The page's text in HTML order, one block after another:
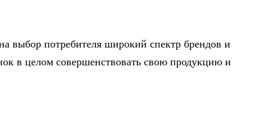
выбор потребителя широкий спектр брендов и
в целом совершенствовать свою продукцию и